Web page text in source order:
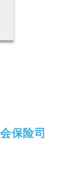
保险司